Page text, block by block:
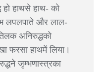
हो हाथसे हाथ- को
लपलपाते और लाल-
अनिरुद्धको
फरसा हाथमें लिया।
जृम्भणास्त्रका